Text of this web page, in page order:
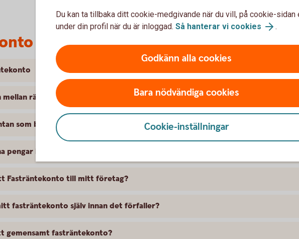
– mer information
mellan ränta och effektiv ränta?
som betalas ut för Fasträntekontot?
pengar i förtid?
Fasträntekonto till mitt företag?
fasträntekonto själv innan det förfaller?
gemensamt fasträntekonto?
Du kan ta tillbaka ditt cookie-medgivande när du vill, på cookie-sidan
under din profil när du är inloggad. Så hanterar vi cookies .
Godkänn alla cookies
Bara nödvändiga cookies
Cookie-inställningar